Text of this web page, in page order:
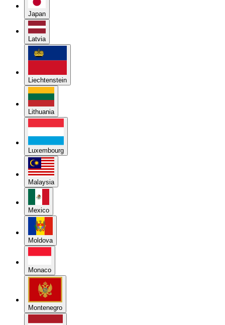
Japan
Latvia
Liechtenstein
Lithuania
Luxembourg
Malaysia
Mexico
Moldova
Monaco
Montenegro